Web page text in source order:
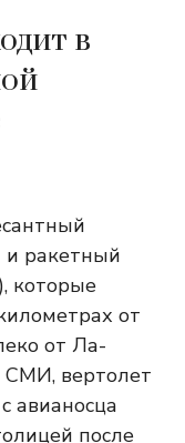
в
и ракетный
которые
от
от Ла-
вертолет
авианосца
после